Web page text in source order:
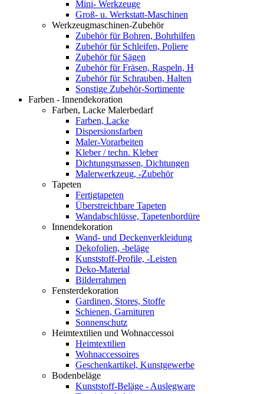
Mini- Werkzeuge
Groß- u. Werkstatt-Maschinen
Werkzeugmaschinen-Zubehör
Zubehör für Bohren, Bohrhilfen
Zubehör für Schleifen, Poliere
Zubehör für Sägen
Zubehör für Fräsen, Raspeln, H
Zubehör für Schrauben, Halten
Sonstige Zubehör-Sortimente
Farben - Innendekoration
Farben, Lacke Malerbedarf
Farben, Lacke
Dispersionsfarben
Maler-Vorarbeiten
Kleber / techn. Kleber
Dichtungsmassen, Dichtungen
Malerwerkzeug, -Zubehör
Tapeten
Fertigtapeten
Überstreichbare Tapeten
Wandabschlüsse, Tapetenbordüre
Innendekoration
Wand- und Deckenverkleidung
Dekofolien, -beläge
Kunststoff-Profile, -Leisten
Deko-Material
Bilderrahmen
Fensterdekoration
Gardinen, Stores, Stoffe
Schienen, Garnituren
Sonnenschutz
Heimtextilien und Wohnaccessoi
Heimtextilien
Wohnaccessoires
Geschenkartikel, Kunstgewerbe
Bodenbeläge
Kunststoff-Beläge - Auslegware